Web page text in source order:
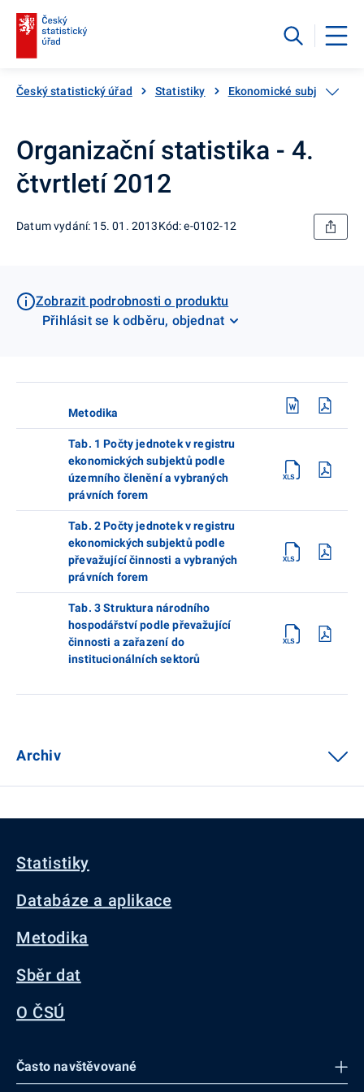
Český statistický úřad Statistiky Ekonomické subjekty
Organizační statistika - 4.
čtvrtletí 2012
Datum vydání: 15. 01. 2013Kód: e-0102-12
Zobrazit podrobnosti o produktu
Přihlásit se k odběru, objednat
Metodika
Tab. 1 Počty jednotek v registru
ekonomických subjektů podle
územního členění a vybraných
právních forem
Tab. 2 Počty jednotek v registru
ekonomických subjektů podle
převažující činnosti a vybraných
právních forem
Tab. 3 Struktura národního
hospodářství podle převažující
činnosti a zařazení do
institucionálních sektorů
Archiv
Statistiky
Databáze a aplikace
Metodika
Sběr dat
O ČSÚ
Často navštěvované